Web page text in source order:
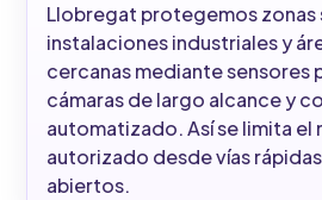
Llobregat protegemos zonas
instalaciones industriales y
cercanas mediante sensores
cámaras de largo alcance y
automatizado. Así se limita el
autorizado desde vías
abiertos.